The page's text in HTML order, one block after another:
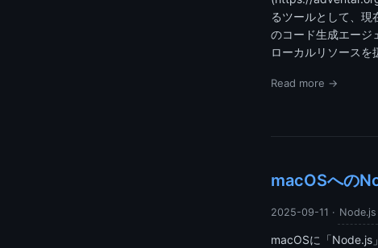
るツールとして、現
のコード生成エージ
ローカルリソース
Read more →
macOSへの
2025-09-11 · Node.js
macOSに「Node.js